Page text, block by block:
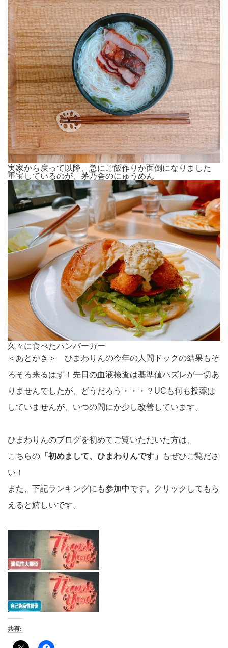
実家から戻って以降、急にご飯作りが面倒になりました
重宝しているのが、茅乃舎のにゅうめん
久々に食べたハンバーガー
＜あとがき＞ ひまわりんの今年の人間ドックの結果もそ
ろそろ来るはず！先日の血液検査は基準値ハズレが一切あ
りませんでしたが、どうだろう・・・？UCも何も投薬は
していませんが、いつの間にか少し改善しています。
ひまわりんのブログを初めてご覧いただいた方は、
こちらの 「初めまして、ひまわりんです」
もぜひご覧ださ
い！
また、下記ランキングにも参加中です。クリックしてもら
えると嬉しいです。
共有: